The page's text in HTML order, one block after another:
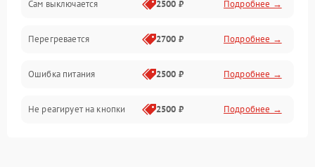
Сам выключается 2500 ₽ Подробнее →
Перегревается 2700 ₽ Подробнее →
Ошибка питания 2500 ₽ Подробнее →
Не реагирует на кнопки 2500 ₽ Подробнее →